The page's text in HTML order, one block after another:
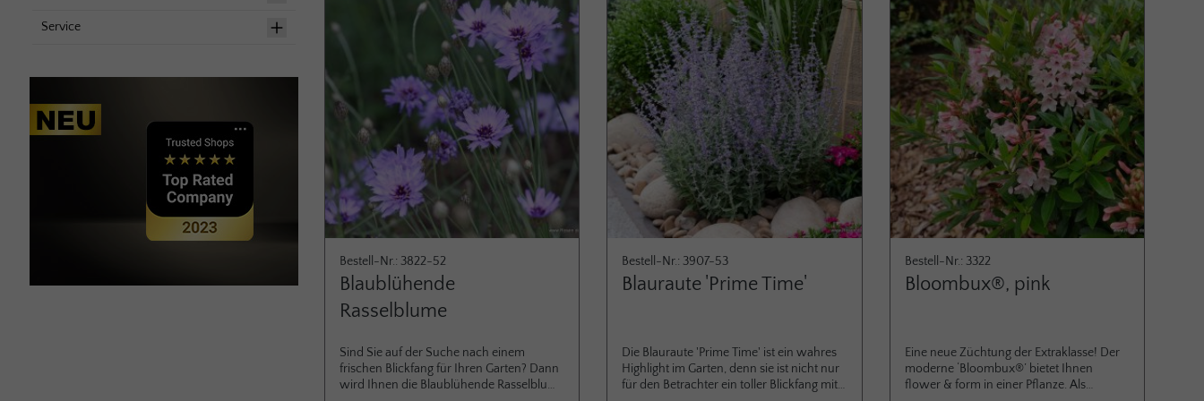
Service
erste Mal Früchte. Die dunklen, erbsen­
großen Beeren der Sorte 'Nero' zählen zu
den größten der Schwarzen Apfel­beeren.
Sie besitzen eine intensiv färbende
Wirkung. Sie reifen einheitlich im August.
Das Laub der Apfel­beere 'Nero' ist
glänzend, sattgrün und eiförmig. An den
Stand­ort und die Beschaffen­heit des
Bodens stellt diese schöne Pflanze keine
großen Ansprüche.
bevorzugt einenn sonnigen Stand­ort. Als
Beet­einfassung oder niedrige Hecke ist er
sehr gut ge­eignet, weil er sehr schnitt­
verträg­lich ist. Geliefert werden starke 1,5-
Liter Töpfe in dichtbuschiger Baumschul­
qualität.
kommen ständig nach bis in den Oktober.
Lucky Berry® enthalten eine Menge
Vitamine und können vielfältig zubereitet
werden – in Joghurt, als Muffin,
Marmelade und vieles mehr.
Bestell-Nr.: 3822-52
Blaublühende
Rasselblume
Sind Sie auf der Suche nach einem
frischen Blickfang für Ihren Garten? Dann
wird Ihnen die Blaublühende Rasselblume
Bestell-Nr.: 3907-53
Blauraute 'Prime Time'
Die Blauraute 'Prime Time' ist ein wahres
Highlight im Garten, denn sie ist nicht nur
für den Betrachter ein toller Blickfang mit
Bestell-Nr.: 3322
Bloombux®, pink
Eine neue Züchtung der Extraklasse! Der
moderne ‘Bloombux®’ bietet Ihnen
flower & form in einer Pflanze. Als